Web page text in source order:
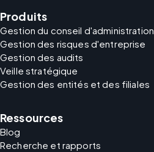
Produits
Gestion du conseil d'administration
Gestion des risques d'entreprise
Gestion des audits
Veille stratégique
Gestion des entités et des filiales
Ressources
Blog
Recherche et rapports